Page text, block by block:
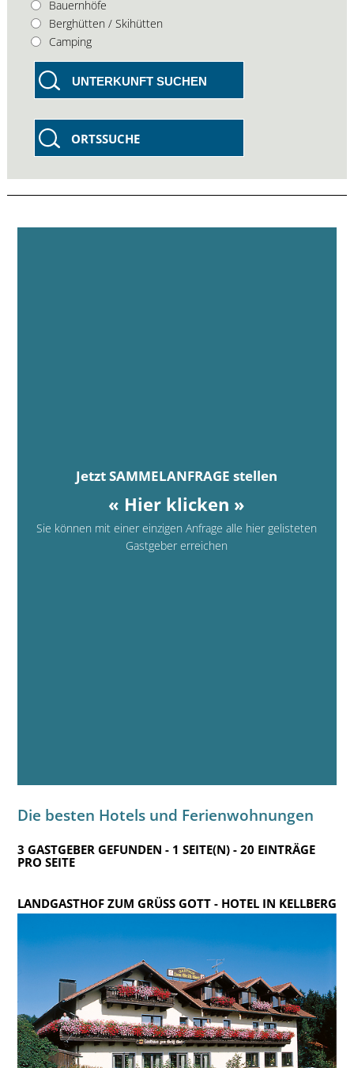
Bauernhöfe
Berghütten / Skihütten
Camping
UNTERKUNFT SUCHEN
ORTSSUCHE
Jetzt SAMMELANFRAGE stellen
« Hier klicken »
Sie können mit einer einzigen Anfrage alle hier gelisteten
Gastgeber erreichen
Die besten Hotels und Ferienwohnungen
3 GASTGEBER GEFUNDEN - 1 SEITE(N) - 20 EINTRÄGE
PRO SEITE
LANDGASTHOF ZUM GRÜSS GOTT- HOTEL IN KELLBERG